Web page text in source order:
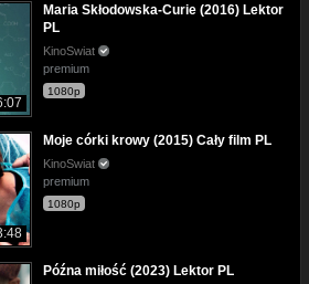
Maria Skłodowska-Curie (2016) Lektor
PL
KinoSwiat
premium
1080p
Moje córki krowy (2015) Cały film PL
KinoSwiat
premium
1080p
Późna miłość (2023) Lektor PL